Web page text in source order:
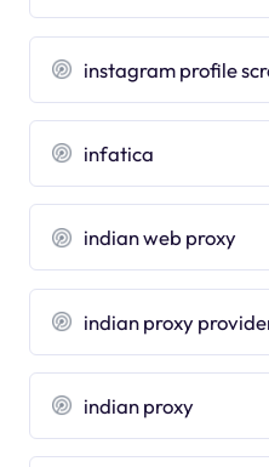
instagram profile
infatica
indian web proxy
indian proxy
indian proxy